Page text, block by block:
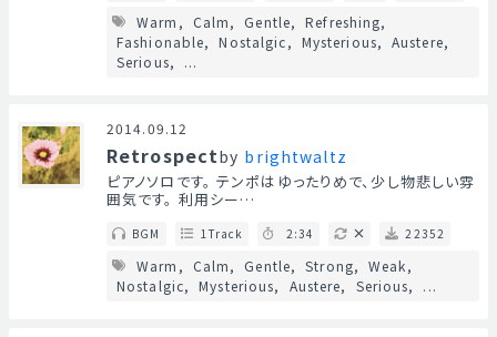
Warm Calm Gentle
Refreshing
Fashionable
Nostalgic Mysterious
Austere
Serious
...
2014.09.12
Retrospectby brightwaltz
ピアノソロです。 テンポはゆったりめで、少し物悲しい雰
囲気です。 利用シー…
BGM 1Track 2:34 22352
Warm Calm Gentle Strong
Weak
Nostalgic
Mysterious Austere Serious ...